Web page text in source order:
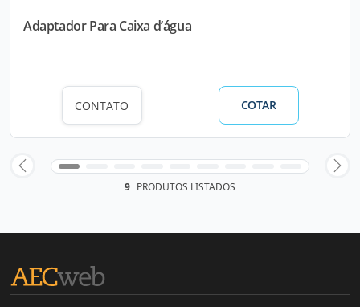
Adaptador Para Caixa d’água
CONTATO COTAR
9 PRODUTOS LISTADOS